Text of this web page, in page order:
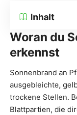
Inhalt
Woran du
erkennst
Sonnenbrand an
ausgebleichte,
trockene Stellen.
Blattpartien, die